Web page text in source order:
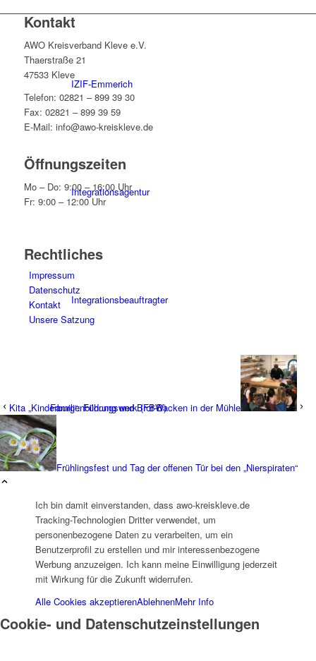
IZIF-Emmerich
Integrationsagentur
Integrationsbeauftragter
Familienbildungswerk (FBW)
Frauenhaus
Kinder und Jugend
Kontakt
AWO Kreisverband Kleve e.V.
Thaerstraße 21
47533 Kleve
Telefon: 02821 – 899 39 30
Fax: 02821 – 899 39 59
E-Mail: info@awo-kreiskleve.de
Öffnungszeiten
Mo – Do: 9:00 – 16:00 Uhr
Fr: 9:00 – 12:00 Uhr
Rechtliches
Impressum
Datenschutz
Kontakt
Unsere Satzung
Kita „Kinderburg“: Führung und Brot-Backen in der Mühle
Frühlingsfest und Tag der offenen Tür bei den „Nierspiraten“
Ich bin damit einverstanden, dass awo-kreiskleve.de
Tracking-Technologien Dritter verwendet, um
personenbezogene Daten zu verarbeiten, um ein
Benutzerprofil zu erstellen und mir interessenbezogene
Werbung anzuzeigen. Ich kann meine Einwilligung jederzeit
mit Wirkung für die Zukunft widerrufen.
Alle Cookies akzeptierenAblehnenMehr Info
Cookie- und Datenschutzeinstellungen